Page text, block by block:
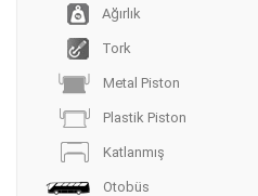
Ağırlık
Tork
Metal Piston
Plastik Piston
Katlanmış
Otobüs